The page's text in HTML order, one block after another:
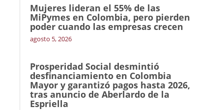
Mujeres lideran el 55% de las
MiPymes en Colombia, pero pierden
poder cuando las empresas crecen
agosto 5, 2026
Prosperidad Social desmintió
desfinanciamiento en Colombia
Mayor y garantizó pagos hasta 2026,
tras anuncio de Aberlardo de la
Espriella